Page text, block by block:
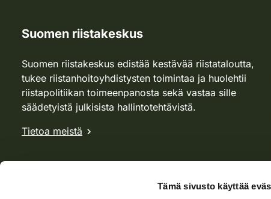
Tämä sivusto käyttää
Suomen riistakeskus
Suomen riistakeskus edistää kestävää riistataloutta,
tukee riistanhoitoyhdistysten toimintaa ja huolehtii
riistapolitiikan toimeenpanosta sekä vastaa sille
säädetyistä julkisista hallintotehtävistä.
Tietoa meistä